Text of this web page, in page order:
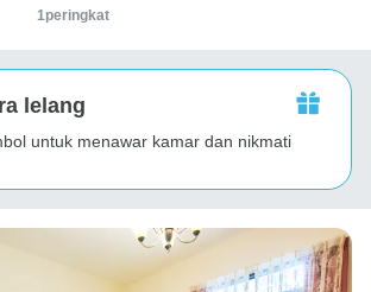
1peringkat
lelang
untuk menawar kamar dan nikmati